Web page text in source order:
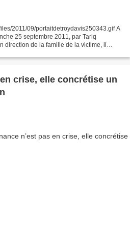
2011/09/portaitdetroydavis250343.gif A
25 septembre 2011, par Tariq
direction de la famille de la victime, il
crise, elle concrétise un